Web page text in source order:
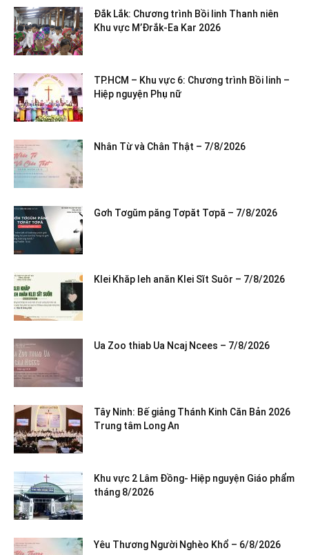
Đắk Lắk: Chương trình Bồi linh Thanh niên
Khu vực M’Đrắk-Ea Kar 2026
TP.HCM – Khu vực 6: Chương trình Bồi linh –
Hiệp nguyện Phụ nữ
Nhân Từ và Chân Thật – 7/8/2026
Gơh Tơgŭm păng Tơpăt Tơpă – 7/8/2026
Klei Khăp leh anăn Klei Sĭt Suôr – 7/8/2026
Ua Zoo thiab Ua Ncaj Ncees – 7/8/2026
Tây Ninh: Bế giảng Thánh Kinh Căn Bản 2026
Trung tâm Long An
Khu vực 2 Lâm Đồng- Hiệp nguyện Giáo phẩm
tháng 8/2026
Yêu Thương Người Nghèo Khổ – 6/8/2026